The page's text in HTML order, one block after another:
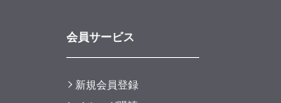
会員サービス
新規会員登録